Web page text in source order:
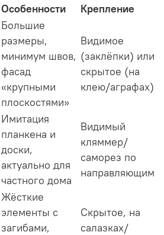
Особенности Крепление
Большие
размеры,
минимум швов,
фасад
«крупными
плоскостями»
Видимое
(заклёпки) или
скрытое (на
клею/аграфах)
Имитация
планкена и
доски,
актуально для
частного дома
Видимый
кляммер/
саморез по
направляющим
Жёсткие
элементы с
загибами,
Скрытое, на
салазках/